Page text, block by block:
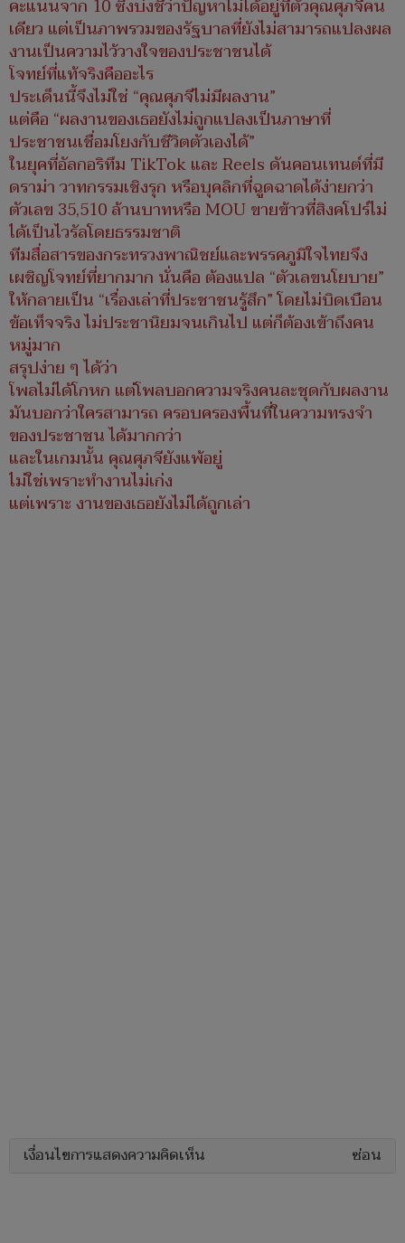
คะแนนจาก 10 ซึ่งบ่งชี้ว่าปัญหาไม่ได้อยู่ที่ตัวคุณศุภจีคน
เดียว แต่เป็นภาพรวมของรัฐบาลที่ยังไม่สามารถแปลงผล
งานเป็นความไว้วางใจของประชาชนได้
โจทย์ที่แท้จริงคืออะไร
ประเด็นนี้จึงไม่ใช่ “คุณศุภจีไม่มีผลงาน”
แต่คือ “ผลงานของเธอยังไม่ถูกแปลงเป็นภาษาที่
ประชาชนเชื่อมโยงกับชีวิตตัวเองได้”
ในยุคที่อัลกอริทึม TikTok และ Reels ดันคอนเทนต์ที่มี
ดราม่า วาทกรรมเชิงรุก หรือบุคลิกที่ฉูดฉาดได้ง่ายกว่า
ตัวเลข 35,510 ล้านบาทหรือ MOU ขายข้าวที่สิงคโปร์ไม่
ได้เป็นไวรัลโดยธรรมชาติ
ทีมสื่อสารของกระทรวงพาณิชย์และพรรคภูมิใจไทยจึง
เผชิญโจทย์ที่ยากมาก นั่นคือ ต้องแปล “ตัวเลขนโยบาย”
ให้กลายเป็น “เรื่องเล่าที่ประชาชนรู้สึก” โดยไม่บิดเบือน
ข้อเท็จจริง ไม่ประชานิยมจนเกินไป แต่ก็ต้องเข้าถึงคน
หมู่มาก
สรุปง่าย ๆ ได้ว่า
โพลไม่ได้โกหก แต่โพลบอกความจริงคนละชุดกับผลงาน
มันบอกว่าใครสามารถ ครอบครองพื้นที่ในความทรงจำ
ของประชาชน ได้มากกว่า
และในเกมนั้น คุณศุภจียังแพ้อยู่
ไม่ใช่เพราะทำงานไม่เก่ง
แต่เพราะ งานของเธอยังไม่ได้ถูกเล่า
เงื่อนไขการแสดงความคิดเห็น ซ่อน